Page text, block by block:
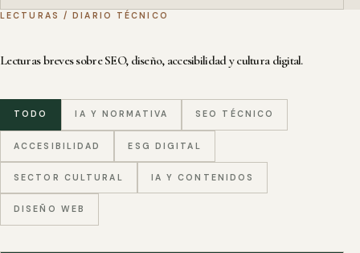
LECTURAS / DIARIO TÉCNICO
Lecturas breves sobre SEO, diseño, accesibilidad y cultura digital.
TODO IA Y NORMATIVA SEO TÉCNICO
ACCESIBILIDAD ESG DIGITAL
SECTOR CULTURAL IA Y CONTENIDOS
DISEÑO WEB